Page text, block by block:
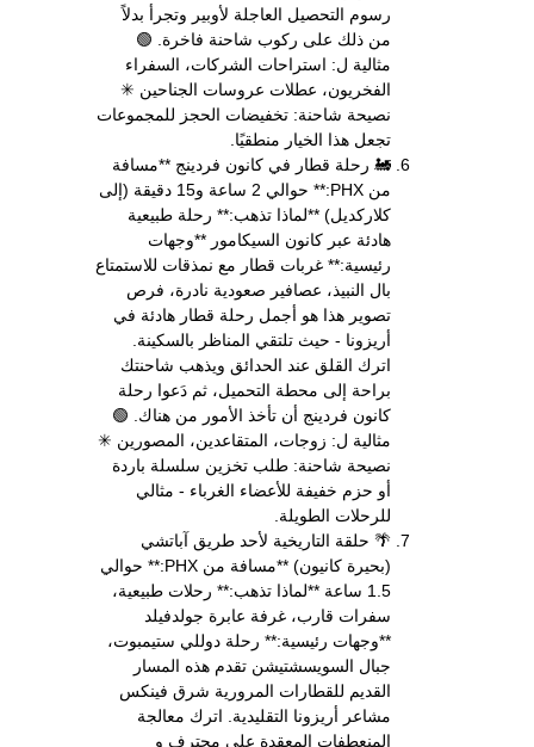
رسوم التحصيل العاجلة لأوبير وتجرأ بدلاً
من ذلك على ركوب شاحنة فاخرة. 🟢
مثالية ل: استراحات الشركات، السفراء
الفخريون، عطلات عروسات الجناحين ✳
نصيحة شاحنة: تخفيضات الحجز للمجموعات
تجعل هذا الخيار منطقيًا.
🚂 رحلة قطار في كانون فردينج **مسافة
من PHX:** حوالي 2 ساعة و15 دقيقة (إلى
كلاركديل) **لماذا تذهب:** رحلة طبيعية
هادئة عبر كانون السيكامور **وجهات
رئيسية:** غربات قطار مع نمذقات للاستمتاع
بال النبيذ، عصافير صعودية نادرة، فرص
تصوير هذا هو أجمل رحلة قطار هادئة في
أريزونا - حيث تلتقي المناظر بالسكينة.
اترك القلق عند الحدائق ويذهب شاحنتك
براحة إلى محطة التحميل، ثم دَعوا رحلة
كانون فردينج أن تأخذ الأمور من هناك. 🟢
مثالية ل: زوجات، المتقاعدين، المصورين ✳
نصيحة شاحنة: طلب تخزين سلسلة باردة
أو حزم خفيفة للأعضاء الغرباء - مثالي
للرحلات الطويلة.
🌴 حلقة التاريخية لأحد طريق آباتشي
(بحيرة كانيون) **مسافة من PHX:** حوالي
1.5 ساعة **لماذا تذهب:** رحلات طبيعية،
سفرات قارب، غرفة عابرة جولدفيلد
**وجهات رئيسية:** رحلة دوللي ستيمبوت،
جبال السويسشتيشن تقدم هذه المسار
القديم للقطارات المرورية شرق فينكس
مشاعر أريزونا التقليدية. اترك معالجة
المنعطفات المعقدة على محترف و